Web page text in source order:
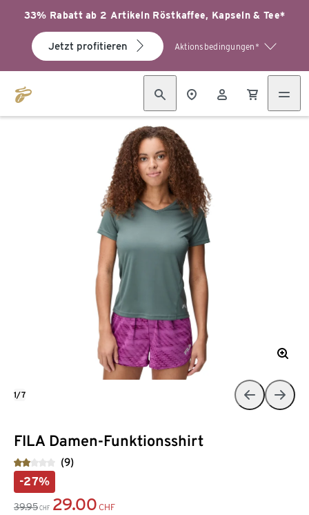
33% Rabatt ab 2 Artikeln Röstkaffee, Kapseln & Tee*
Jetzt profitieren Aktionsbedingungen*
FILA Damen-Funktionsshirt
(9)
-27%
39.95 CHF 29.00 CHF
1/7